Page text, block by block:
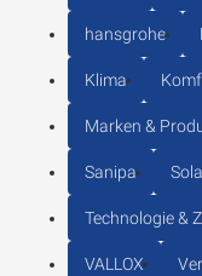
hansgrohe
Klima
Marken &
Sanipa
Technologie &
VALLOX